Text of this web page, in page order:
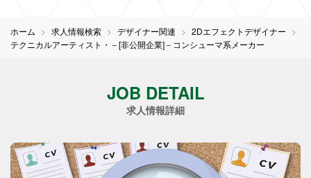
ホーム 求人情報検索 デザイナー関連
2Dエフェクトデザイナー
テクニカルアーティスト・－[非公開企業]－コンシューマ系メーカー
JOB DETAIL
求人情報詳細